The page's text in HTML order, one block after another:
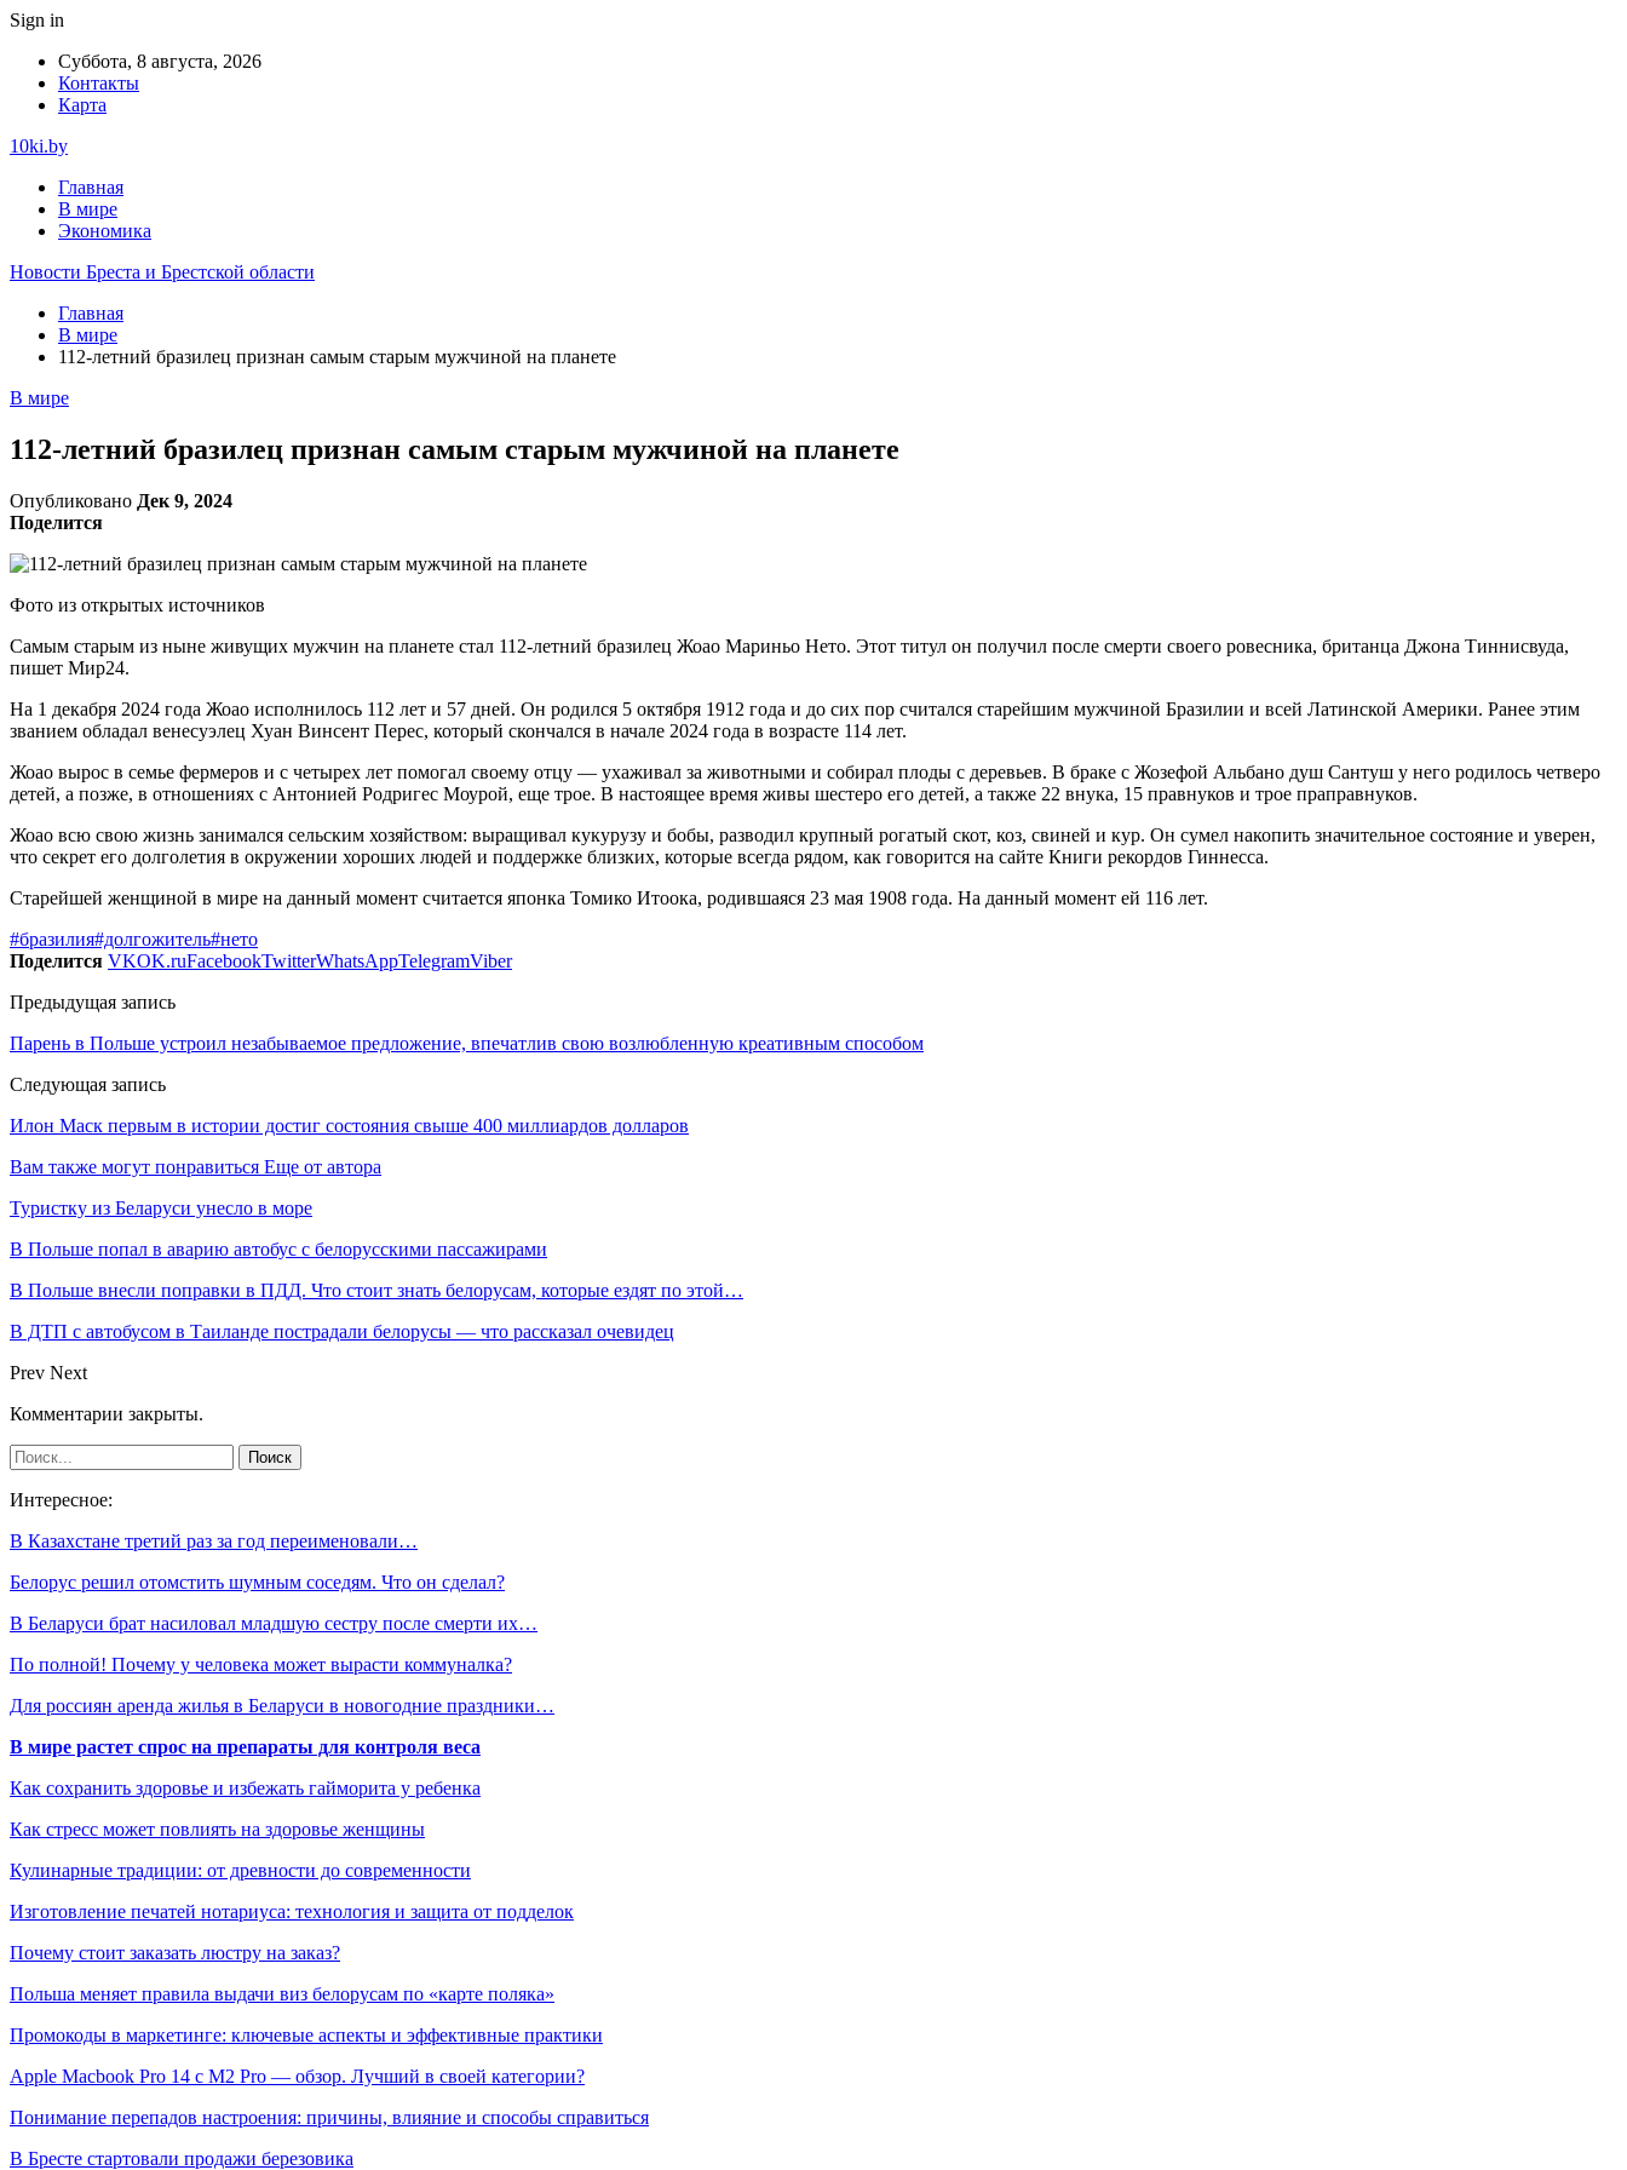
Sign in
Суббота, 8 августа, 2026
Контакты
Карта
10ki.by
Главная
В мире
Экономика
Новости Бреста и Брестской области
Главная
В мире
112-летний бразилец признан самым старым мужчиной на планете
В мире
112-летний бразилец признан самым старым мужчиной на планете
Опубликовано Дек 9, 2024
Поделится
Фото из открытых источников
Самым старым из ныне живущих мужчин на планете стал 112-летний бразилец Жоао Мариньо Нето. Этот титул он получил после смерти своего ровесника, британца Джона Тиннисвуда,
пишет Мир24.
На 1 декабря 2024 года Жоао исполнилось 112 лет и 57 дней. Он родился 5 октября 1912 года и до сих пор считался старейшим мужчиной Бразилии и всей Латинской Америки. Ранее этим
званием обладал венесуэлец Хуан Винсент Перес, который скончался в начале 2024 года в возрасте 114 лет.
Жоао вырос в семье фермеров и с четырех лет помогал своему отцу — ухаживал за животными и собирал плоды с деревьев. В браке с Жозефой Альбано душ Сантуш у него родилось четверо
детей, а позже, в отношениях с Антонией Родригес Моурой, еще трое. В настоящее время живы шестеро его детей, а также 22 внука, 15 правнуков и трое праправнуков.
Жоао всю свою жизнь занимался сельским хозяйством: выращивал кукурузу и бобы, разводил крупный рогатый скот, коз, свиней и кур. Он сумел накопить значительное состояние и уверен,
что секрет его долголетия в окружении хороших людей и поддержке близких, которые всегда рядом, как говорится на сайте Книги рекордов Гиннесса.
Старейшей женщиной в мире на данный момент считается японка Томико Итоока, родившаяся 23 мая 1908 года. На данный момент ей 116 лет.
#бразилия#долгожитель#нето
Поделится VKOK.ruFacebookTwitterWhatsAppTelegramViber
Предыдущая запись
Парень в Польше устроил незабываемое предложение, впечатлив свою возлюбленную креативным способом
Следующая запись
Илон Маск первым в истории достиг состояния свыше 400 миллиардов долларов
Вам также могут понравиться Еще от автора
Туристку из Беларуси унесло в море
В Польше попал в аварию автобус с белорусскими пассажирами
В Польше внесли поправки в ПДД. Что стоит знать белорусам, которые ездят по этой…
В ДТП с автобусом в Таиланде пострадали белорусы — что рассказал очевидец
Prev Next
Комментарии закрыты.
Интересное:
В Казахстане третий раз за год переименовали…
Белорус решил отомстить шумным соседям. Что он сделал?
В Беларуси брат насиловал младшую сестру после смерти их…
По полной! Почему у человека может вырасти коммуналка?
Для россиян аренда жилья в Беларуси в новогодние праздники…
В мире растет спрос на препараты для контроля веса
Как сохранить здоровье и избежать гайморита у ребенка
Как стресс может повлиять на здоровье женщины
Кулинарные традиции: от древности до современности
Изготовление печатей нотариуса: технология и защита от подделок
Почему стоит заказать люстру на заказ?
Польша меняет правила выдачи виз белорусам по «карте поляка»
Промокоды в маркетинге: ключевые аспекты и эффективные практики
Apple Macbook Pro 14 с M2 Pro — обзор. Лучший в своей категории?
Понимание перепадов настроения: причины, влияние и способы справиться
В Бресте стартовали продажи березовика